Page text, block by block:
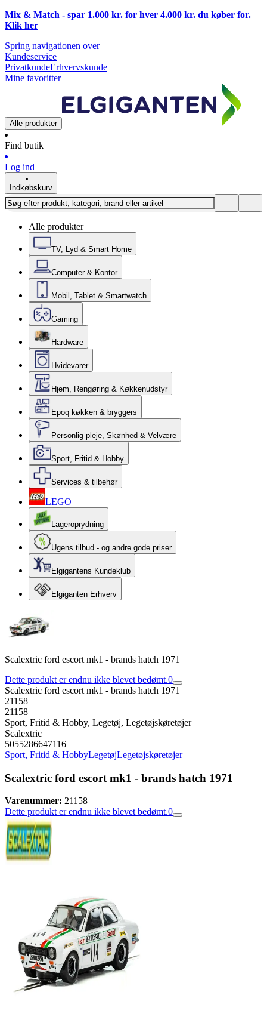
Mix & Match - spar 1.000 kr. for hver 4.000 kr. du køber for.
Klik her
Spring navigationen over
Kundeservice
PrivatkundeErhvervskunde
Mine favoritter
Alle produkter
Find butik
Log ind
Indkøbskurv
Alle produkter
TV, Lyd & Smart Home
Computer & Kontor
Mobil, Tablet & Smartwatch
Gaming
Hardware
Hvidevarer
Hjem, Rengøring & Køkkenudstyr
Epoq køkken & bryggers
Personlig pleje, Skønhed & Velvære
Sport, Fritid & Hobby
Services & tilbehør
LEGO
Lageroprydning
Ugens tilbud - og andre gode priser
Elgigantens Kundeklub
Elgiganten Erhverv
Scalextric ford escort mk1 - brands hatch 1971
Dette produkt er endnu ikke blevet bedømt.0
Scalextric ford escort mk1 - brands hatch 1971
21158
21158
Sport, Fritid & Hobby, Legetøj, Legetøjskøretøjer
Scalextric
5055286647116
Sport, Fritid & HobbyLegetøjLegetøjskøretøjer
Scalextric ford escort mk1 - brands hatch 1971
Varenummer: 21158
Dette produkt er endnu ikke blevet bedømt.0